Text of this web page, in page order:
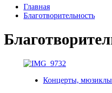
Главная
Благотворительность
Концерты, мюзиклы